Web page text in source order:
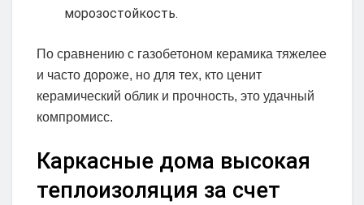
морозостойкость.
По сравнению с газобетоном керамика тяжелее
и часто дороже, но для тех, кто ценит
керамический облик и прочность, это удачный
компромисс.
Каркасные дома высокая
теплоизоляция за счет